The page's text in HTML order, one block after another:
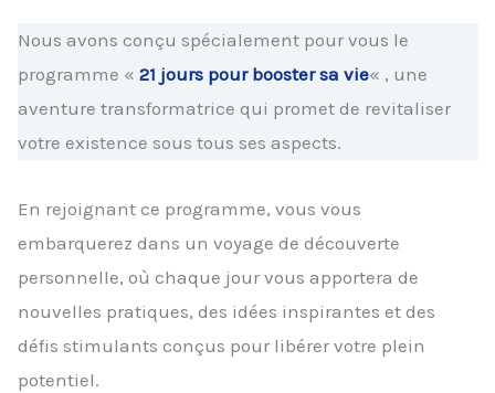
Nous avons conçu spécialement pour vous le
programme « 21 jours pour booster sa vie« , une
aventure transformatrice qui promet de revitaliser
votre existence sous tous ses aspects.
En rejoignant ce programme, vous vous
embarquerez dans un voyage de découverte
personnelle, où chaque jour vous apportera de
nouvelles pratiques, des idées inspirantes et des
défis stimulants conçus pour libérer votre plein
potentiel.